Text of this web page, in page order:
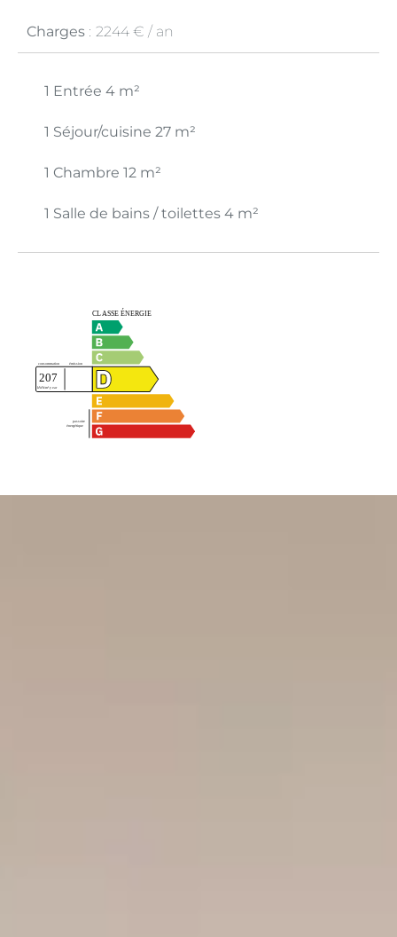
Charges 2244 € / an
1 Entrée 4 m²
1 Séjour/cuisine 27 m²
1 Chambre 12 m²
1 Salle de bains / toilettes 4 m²